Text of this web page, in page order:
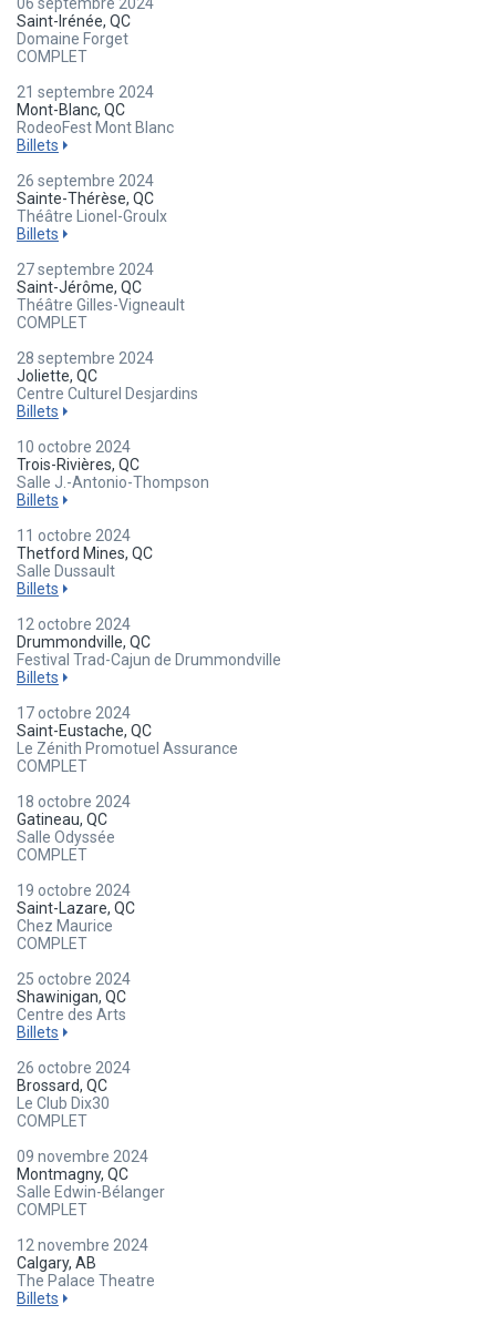
Saint-Irénée, QC
Domaine Forget
COMPLET
21 septembre 2024
Mont-Blanc, QC
RodeoFest Mont Blanc
Billets
26 septembre 2024
Sainte-Thérèse, QC
Théâtre Lionel-Groulx
Billets
27 septembre 2024
Saint-Jérôme, QC
Théâtre Gilles-Vigneault
COMPLET
28 septembre 2024
Joliette, QC
Centre Culturel Desjardins
Billets
10 octobre 2024
Trois-Rivières, QC
Salle J.-Antonio-Thompson
Billets
11 octobre 2024
Thetford Mines, QC
Salle Dussault
Billets
12 octobre 2024
Drummondville, QC
Festival Trad-Cajun de Drummondville
Billets
17 octobre 2024
Saint-Eustache, QC
Le Zénith Promotuel Assurance
COMPLET
18 octobre 2024
Gatineau, QC
Salle Odyssée
COMPLET
19 octobre 2024
Saint-Lazare, QC
Chez Maurice
COMPLET
25 octobre 2024
Shawinigan, QC
Centre des Arts
Billets
26 octobre 2024
Brossard, QC
Le Club Dix30
COMPLET
09 novembre 2024
Montmagny, QC
Salle Edwin-Bélanger
COMPLET
12 novembre 2024
Calgary, AB
The Palace Theatre
Billets